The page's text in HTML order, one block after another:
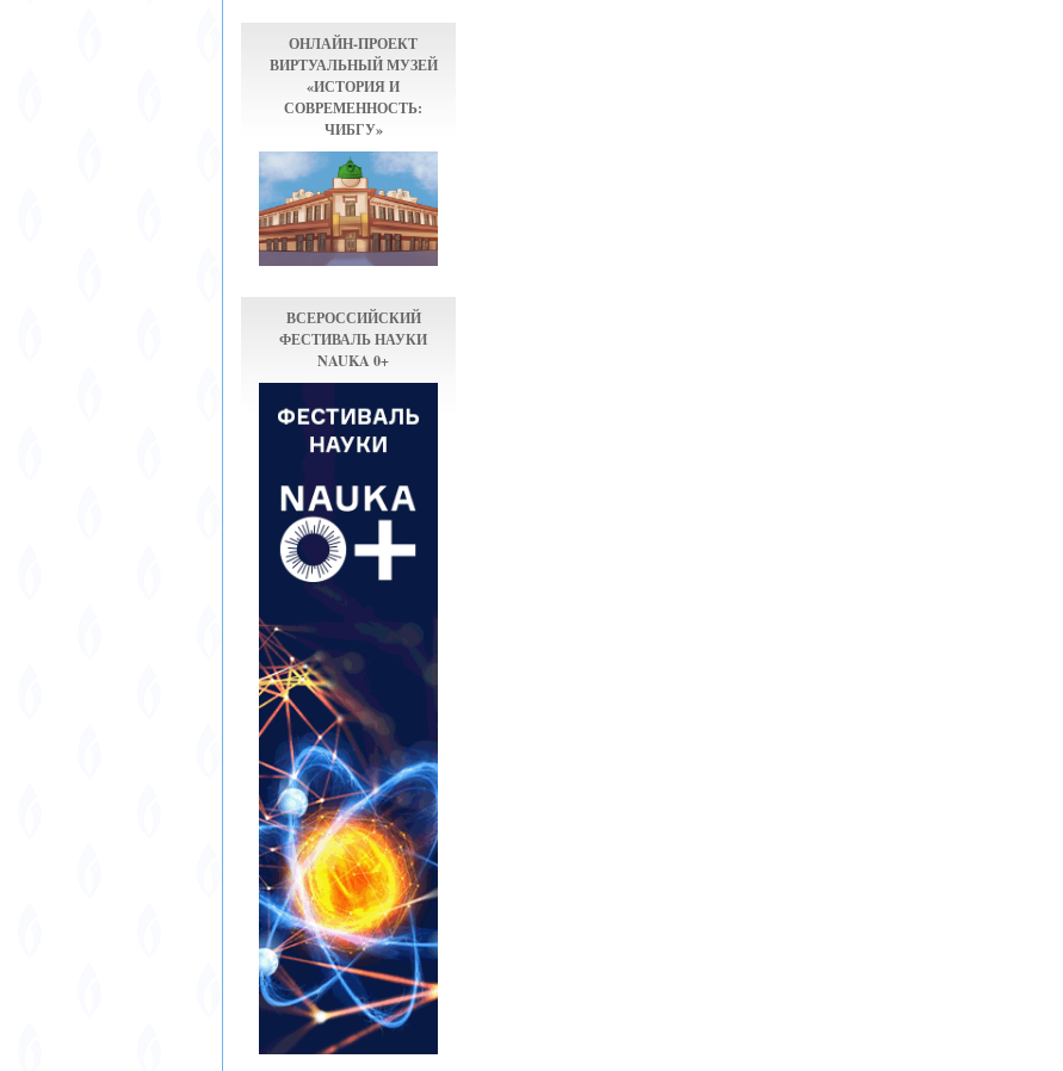
ОНЛАЙН-ПРОЕКТ
ВИРТУАЛЬНЫЙ МУЗЕЙ
«ИСТОРИЯ И
СОВРЕМЕННОСТЬ:
ЧИБГУ»
ВСЕРОССИЙСКИЙ
ФЕСТИВАЛЬ НАУКИ
NAUKA 0+